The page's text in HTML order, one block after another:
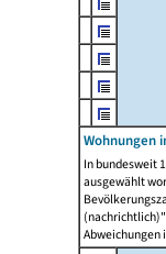
Wohnungen
In bundesweit
ausgewählt
Abweichungen